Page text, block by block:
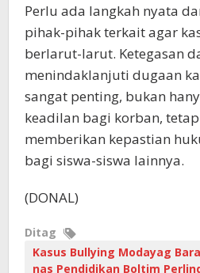
Perlu ada langkah nyata
pihak-pihak terkait agar
berlarut-larut. Ketegasan
menindaklanjuti dugaan
sangat penting, bukan
keadilan bagi korban,
memberikan kepastian
bagi siswa-siswa lainnya.
(DONAL)
Ditag
Kasus Bullying Modayag
nas Pendidikan Boltim